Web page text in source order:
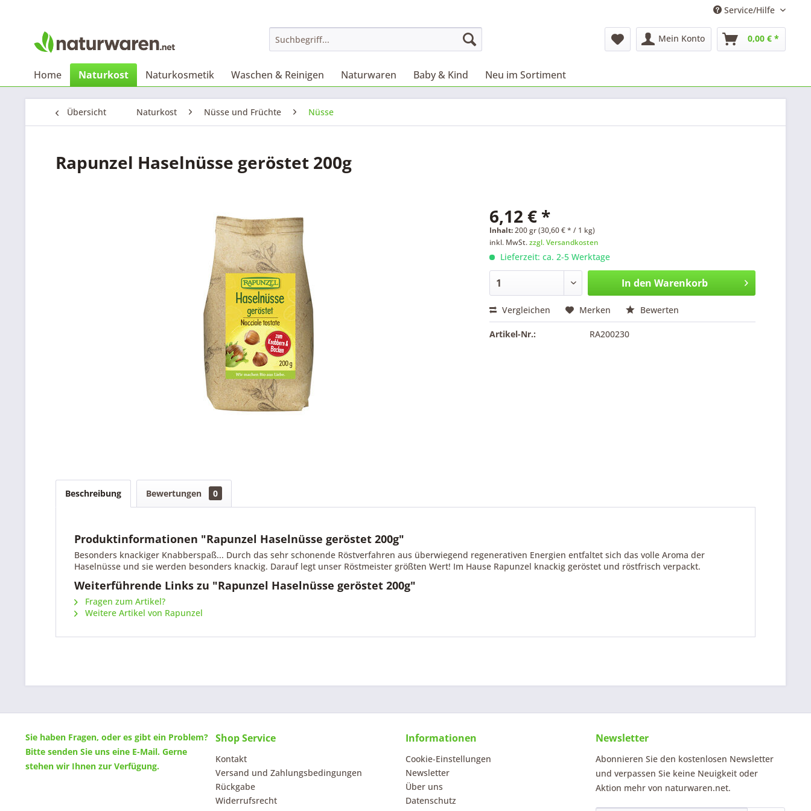
Service/Hilfe
Mein Konto 0,00 € *
Home Naturkost Naturkosmetik Waschen & Reinigen Naturwaren Baby & Kind Neu im Sortiment
Übersicht Naturkost Nüsse und Früchte Nüsse
Rapunzel Haselnüsse geröstet 200g
6,12 € *
Inhalt:200 gr (30,60 € * / 1 kg)
inkl. MwSt.zzgl. Versandkosten
Lieferzeit: ca. 2-5 Werktage
In den Warenkorb
Vergleichen Merken Bewerten
Artikel-Nr.: RA200230
Beschreibung Bewertungen 0
Produktinformationen "Rapunzel Haselnüsse geröstet 200g"
Besonders knackiger Knabberspaß... Durch das sehr schonende Röstverfahren aus überwiegend regenerativen Energien entfaltet sich das volle Aroma der
Haselnüsse und sie werden besonders knackig. Darauf legt unser Röstmeister größten Wert! Im Hause Rapunzel knackig geröstet und röstfrisch verpackt.
Weiterführende Links zu "Rapunzel Haselnüsse geröstet 200g"
Fragen zum Artikel?
Weitere Artikel von Rapunzel
Sie haben Fragen, oder es gibt ein Problem?
Bitte senden Sie uns eine E-Mail. Gerne
stehen wir Ihnen zur Verfügung.
Shop Service
Kontakt
Versand und Zahlungsbedingungen
Rückgabe
Widerrufsrecht
Informationen
Cookie-Einstellungen
Newsletter
Über uns
Datenschutz
Newsletter
Abonnieren Sie den kostenlosen Newsletter
und verpassen Sie keine Neuigkeit oder
Aktion mehr von naturwaren.net.